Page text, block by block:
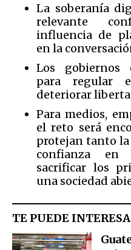
La soberanía
relevante
influencia de
en la
Los gobiernos
para regular
deteriorar
Para medios,
el reto será
protejan tanto
confianza
sacrificar los
una sociedad
TE PUEDE